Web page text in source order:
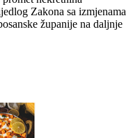
Zakona sa izmjenama
županije na daljnje